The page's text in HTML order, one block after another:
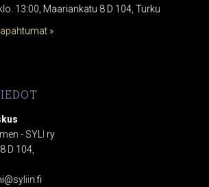
13:00, Maariankatu 8 D 104, Turku
»
- SYLI ry
D 104,